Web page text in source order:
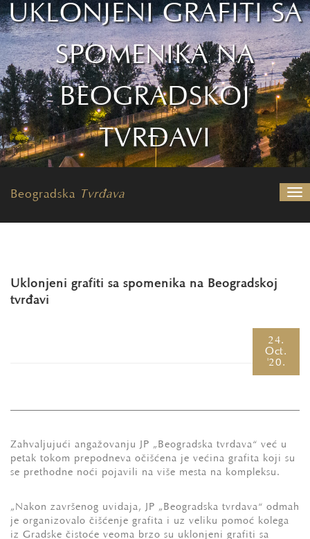
UKLONJENI GRAFITI SA
SPOMENIKA NA
BEOGRADSKOJ
TVRĐAVI
Beogradska Tvrđava
Uklonjeni grafiti sa spomenika na Beogradskoj
tvrđavi
24.
Oct.
'20.
Zahvaljujući angažovanju JP „Beogradska tvrđava“ već u
petak tokom prepodneva očišćena je većina grafita koji su
se prethodne noći pojavili na više mesta na kompleksu.
„Nakon završenog uviđaja, JP „Beogradska tvrđava“ odmah
je organizovalo čišćenje grafita i uz veliku pomoć kolega
iz Gradske čistoće veoma brzo su uklonjeni grafiti sa